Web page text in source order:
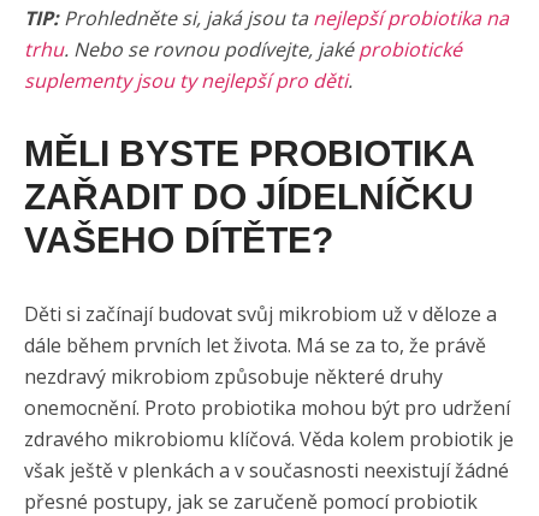
TIP:Prohledněte si, jaká jsou ta nejlepší probiotika na
trhu. Nebo se rovnou podívejte, jaképrobiotické
suplementy jsou ty nejlepší pro děti.
MĚLI BYSTE PROBIOTIKA
ZAŘADIT DO JÍDELNÍČKU
VAŠEHO DÍTĚTE?
Děti si začínají budovat svůj mikrobiom už v děloze a
dále během prvních let života. Má se za to, že právě
nezdravý mikrobiom způsobuje některé druhy
onemocnění. Proto probiotika mohou být pro udržení
zdravého mikrobiomu klíčová. Věda kolem probiotik je
však ještě v plenkách a v současnosti neexistují žádné
přesné postupy, jak se zaručeně pomocí probiotik